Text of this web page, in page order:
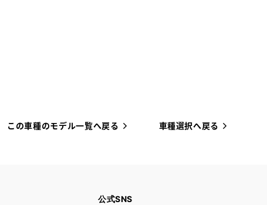
この車種のモデル一覧へ戻る 車種選択へ戻る
公式SNS